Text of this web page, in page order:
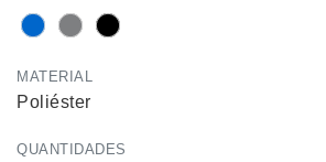
MATERIAL
Poliéster
QUANTIDADES